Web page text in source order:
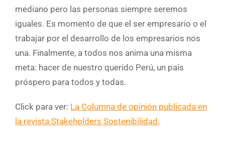
mediano pero las personas siempre seremos
iguales. Es momento de que el ser empresario o el
trabajar por el desarrollo de los empresarios nos
una. Finalmente, a todos nos anima una misma
meta: hacer de nuestro querido Perú, un país
próspero para todos y todas.
Click para ver: La Columna de opinión publicada en
la revista Stakeholders Sostenibilidad.